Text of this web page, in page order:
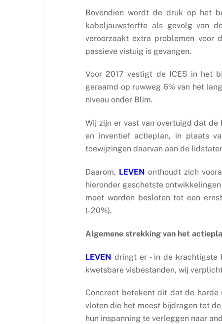
Bovendien wordt de druk op het
kabeljauwsterfte als gevolg van
veroorzaakt extra problemen voor
passieve vistuig is gevangen.
Voor 2017 vestigt de ICES in het
geraamd op ruwweg 6% van het
niveau onder Blim.
Wij zijn er vast van overtuigd dat
en inventief actieplan, in plaats
toewijzingen daarvan aan de
Daarom, LEVEN onthoudt zich
hieronder geschetste
moet worden besloten tot een
(-20%).
Algemene strekking van het
LEVEN dringt er - in de krachtigste
kwetsbare visbestanden, wij
Concreet betekent dit dat de
vloten die het meest bijdragen tot
hun inspanning te verleggen naar